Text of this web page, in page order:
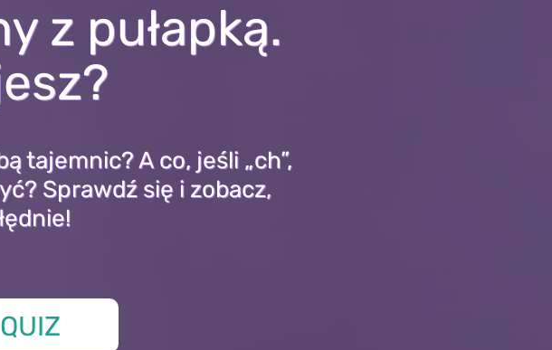
z pułapką.
tajemnic? A co, jeśli „ch”,
Sprawdź się i zobacz,